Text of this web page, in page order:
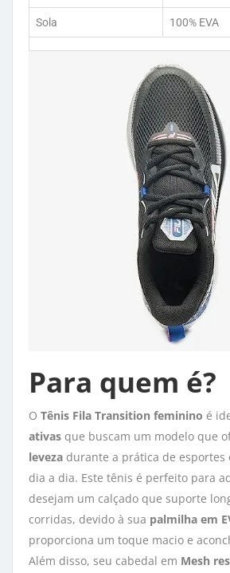
Sola 100% EVA
Para quem é?
O Tênis Fila Transition feminino é
ativas que buscam um modelo que
leveza durante a prática de esportes
dia a dia. Este tênis é perfeito para
desejam um calçado que suporte
corridas, devido à sua palmilha em
proporciona um toque macio e
Além disso, seu cabedal em Mesh